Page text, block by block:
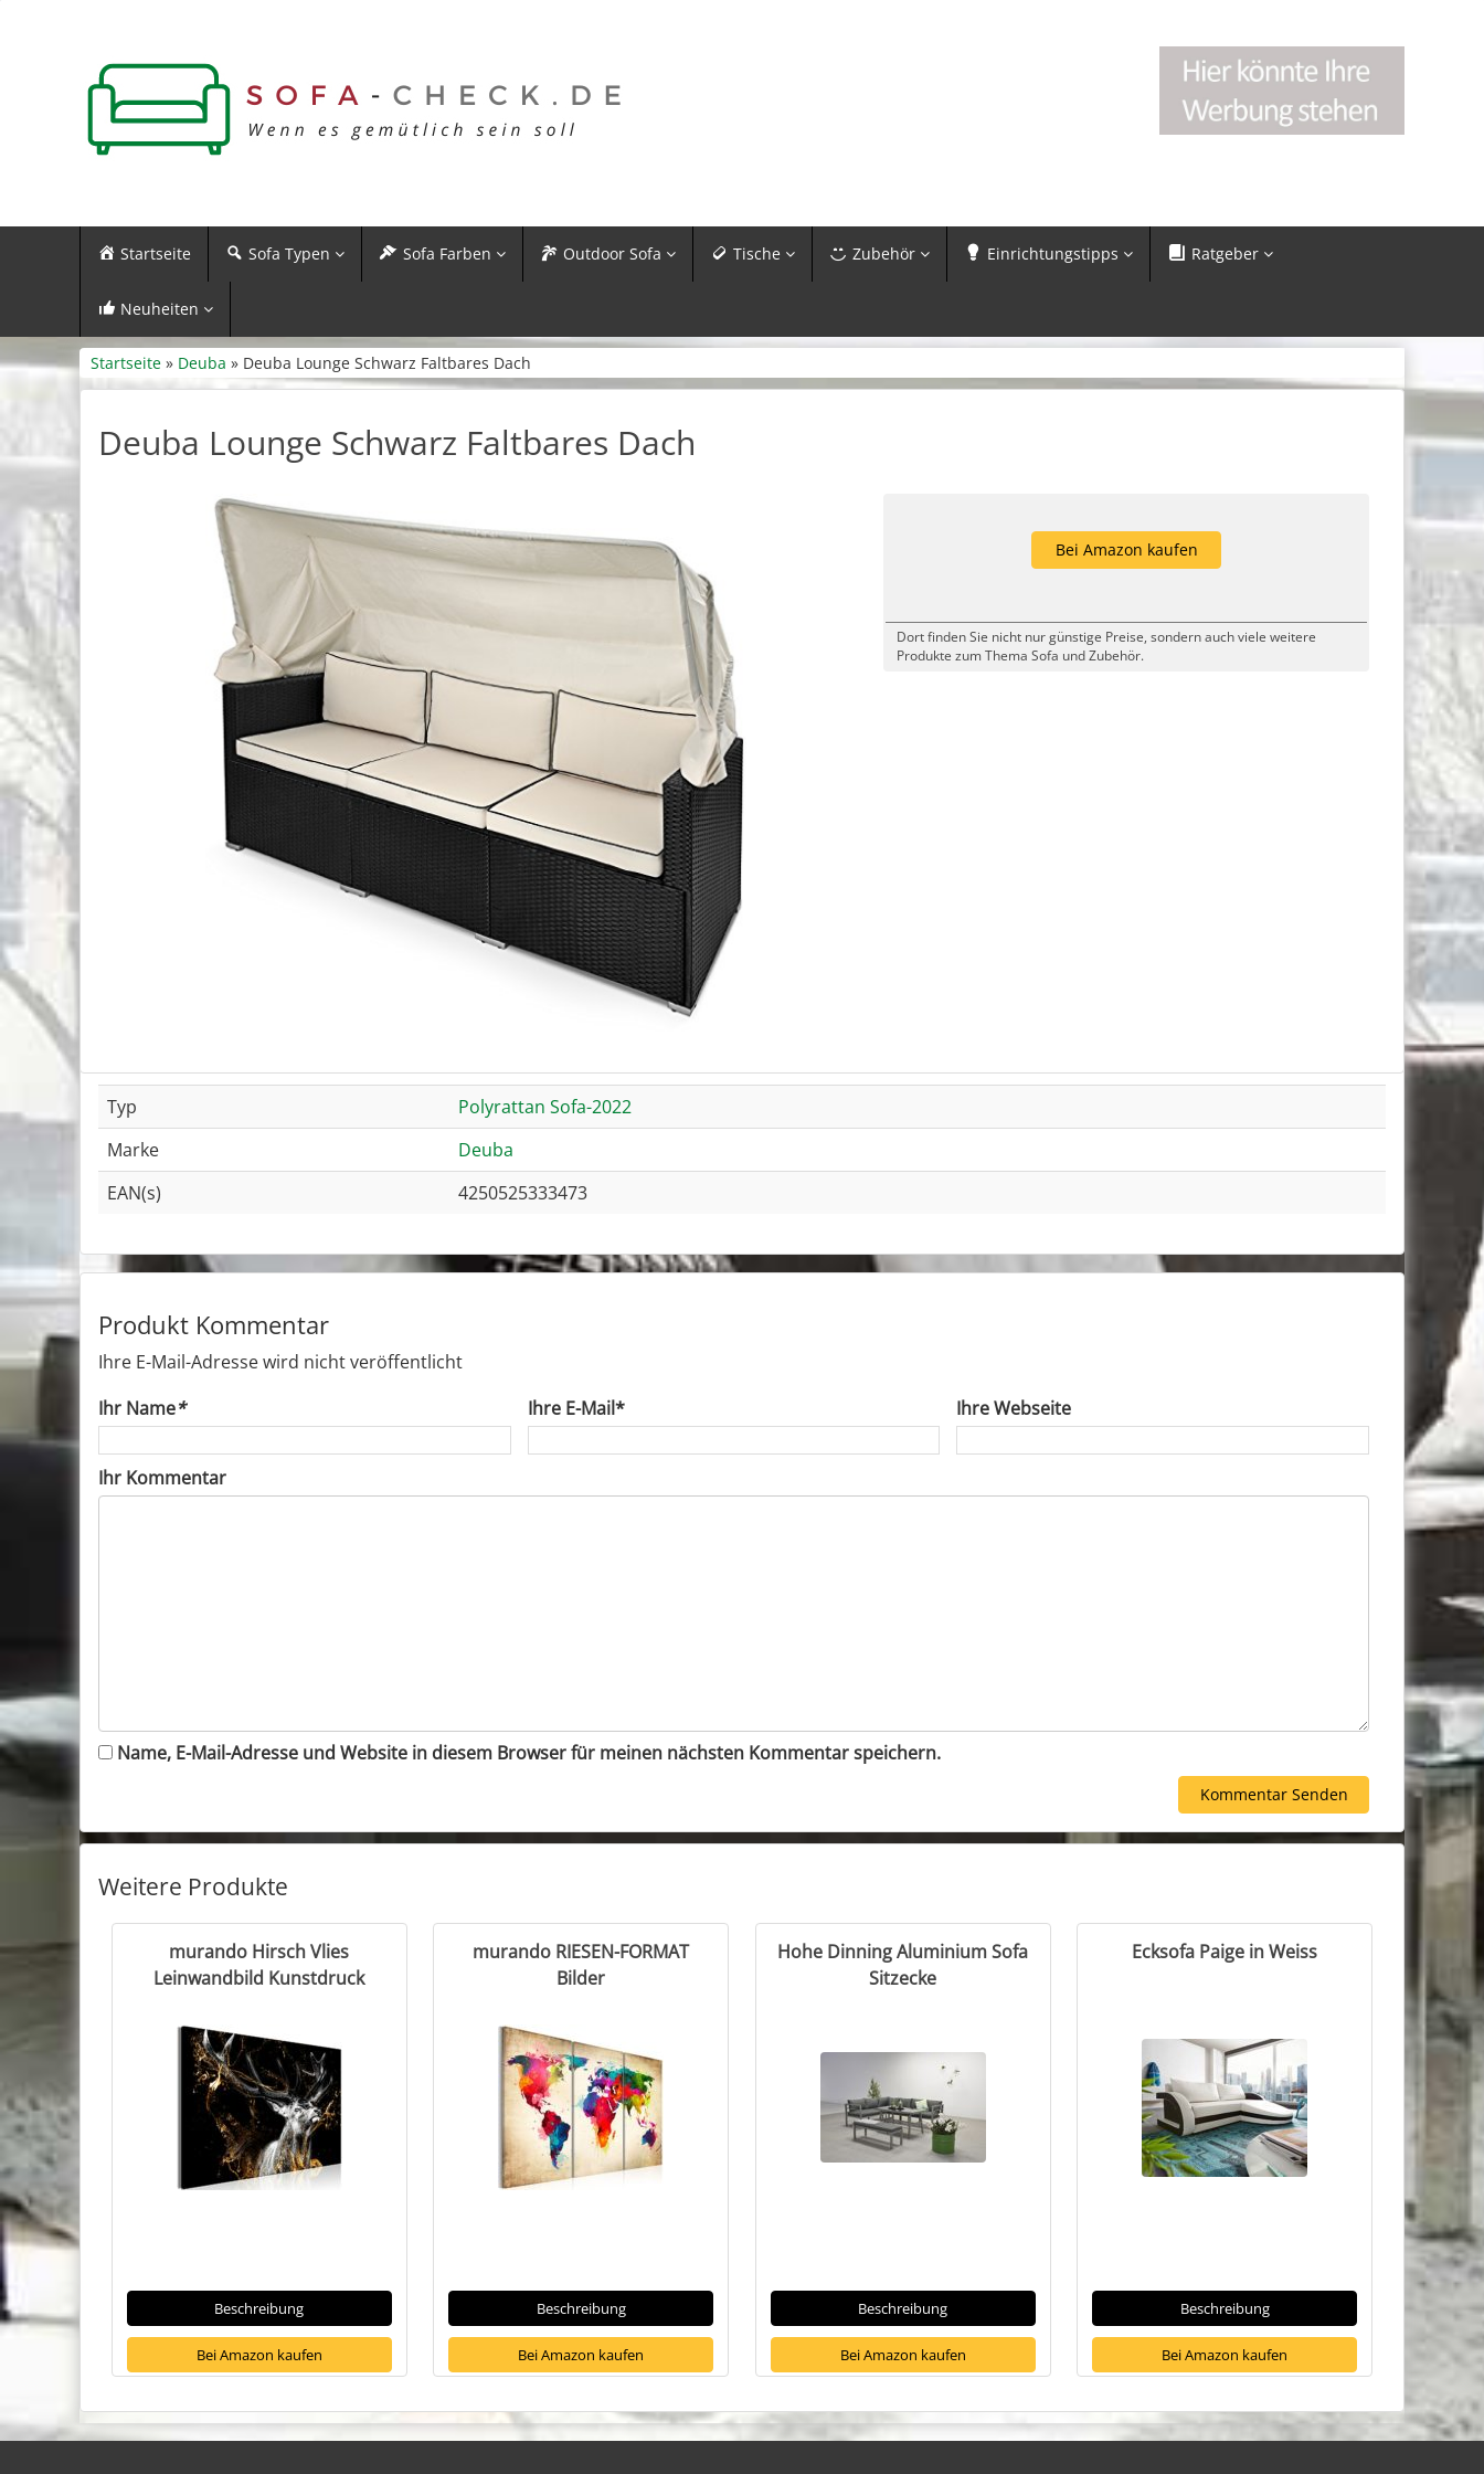
Startseite Sofa Typen Sofa Farben Outdoor Sofa Tische Zubehör Einrichtungstipps Ratgeber
Neuheiten
Startseite » Deuba » Deuba Lounge Schwarz Faltbares Dach
Deuba Lounge Schwarz Faltbares Dach
Bei Amazon kaufen
Dort finden Sie nicht nur günstige Preise, sondern auch viele weitere
Produkte zum Thema Sofa und Zubehör.
Typ
Polyrattan Sofa-2022
Marke
Deuba
EAN(s)
4250525333473
Produkt Kommentar
Ihre E-Mail-Adresse wird nicht veröffentlicht
Ihr Name* Ihre E-Mail* Ihre Webseite
Ihr Kommentar
Name, E-Mail-Adresse und Website in diesem Browser für meinen nächsten Kommentar speichern.
Weitere Produkte
murando Hirsch Vlies
Leinwandbild Kunstdruck
Beschreibung
Bei Amazon kaufen
murando RIESEN-FORMAT
Bilder
Beschreibung
Bei Amazon kaufen
Hohe Dinning Aluminium Sofa
Sitzecke
Beschreibung
Bei Amazon kaufen
Ecksofa Paige in Weiss
Beschreibung
Bei Amazon kaufen